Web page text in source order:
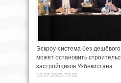
Эскроу-система без
может остановить
застройщиков Узбекистана
18.07.2025 23:00